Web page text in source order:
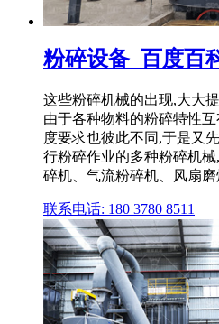
粉碎设备_百度百
这些粉碎机械的出现,大大
由于各种物料的粉碎特性
度要求也彼此不同,于是又
行粉碎作业的多种粉碎机
碎机、气流粉碎机、风扇磨
联系电话: 180 3780 8511